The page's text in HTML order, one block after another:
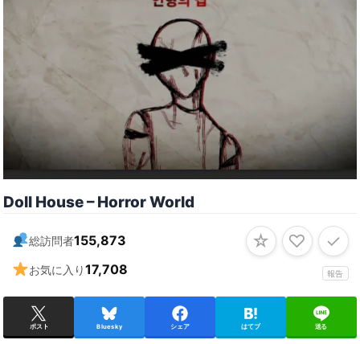
Doll House – Horror World
総訪問者155,873
お気に入り17,708 報告
☆ ♡ ✓
ポスト Bluesky シェア はてブ 送る